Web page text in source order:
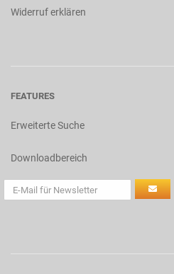
Widerruf erklären
FEATURES
Erweiterte Suche
Downloadbereich